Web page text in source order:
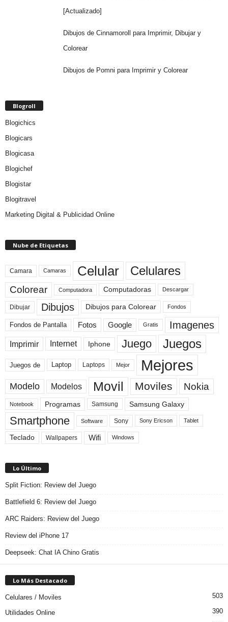
[Actualizado]
Dibujos de Cinnamoroll para Imprimir, Dibujar y
Colorear
Dibujos de Pomni para Imprimir y Colorear
Blogroll
Blogichics
Blogicars
Blogicasa
Blogichef
Blogistar
Blogitravel
Marketing Digital & Publicidad Online
Nube de Etiquetas
Camara Camaras Celular Celulares
Colorear Computadora Computadoras Descargar
Dibujar Dibujos Dibujos para Colorear Fondos
Fondos de Pantalla Fotos Google Gratis Imagenes
Imprimir Internet Iphone Juego Juegos
Juegos de Laptop Laptops Mejor Mejores
Modelo Modelos Movil Moviles Nokia
Notebook Programas Samsung Samsung Galaxy
Smartphone Software Sony Sony Ericson Tablet
Teclado Wallpapers Wifi Windows
Lo Último
Split Fiction: Review del Juego
Battlefield 6: Review del Juego
ARC Raiders: Review del Juego
Review del iPhone 17
Deepseek: Chat IA Chino Gratis
Lo Más Destacado
Celulares / Moviles 503
Utilidades Online 390